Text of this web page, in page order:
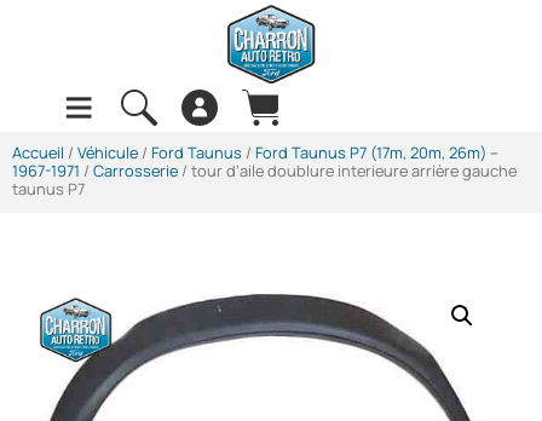
Accueil / Véhicule / Ford Taunus / Ford Taunus P7 (17m, 20m, 26m) --
1967-1971 / Carrosserie / tour d’aile doublure interieure arrière gauche
taunus P7